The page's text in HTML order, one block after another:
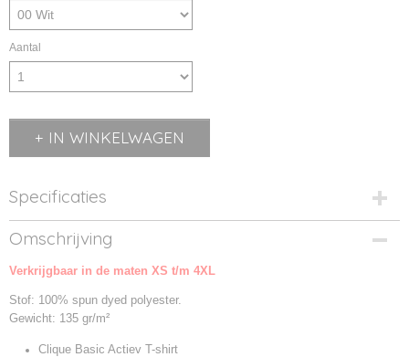
Aantal
IN WINKELWAGEN
Specificaties
Productcode
029038-00
Productcode leverancier
Omschrijving
Verkrijgbaar in de maten XS t/m 4XL
Stof: 100% spun dyed polyester.
Gewicht: 135 gr/m²
Clique Basic Actiev T-shirt